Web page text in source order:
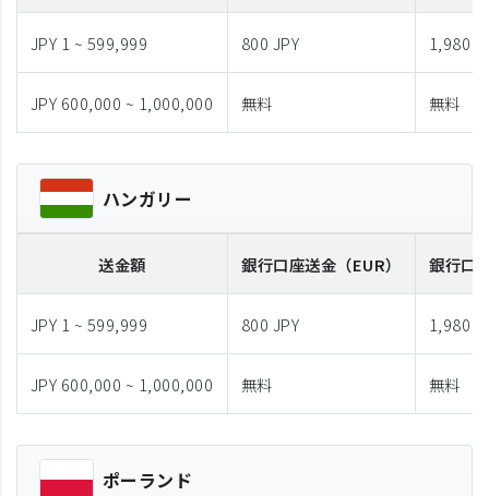
JPY 1 ~ 599,999 800 JPY 1,980
JPY 600,000 ~ 1,000,000 無料 無料
ハンガリー
送金額 銀行口座送金 （EUR） 銀行口
JPY 1 ~ 599,999 800 JPY 1,980
JPY 600,000 ~ 1,000,000 無料 無料
ポーランド